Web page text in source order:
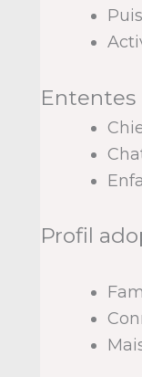
Ententes
Profil